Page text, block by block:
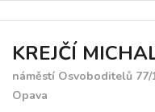
KREJČÍ
náměstí Osvoboditelů 77/
Opava